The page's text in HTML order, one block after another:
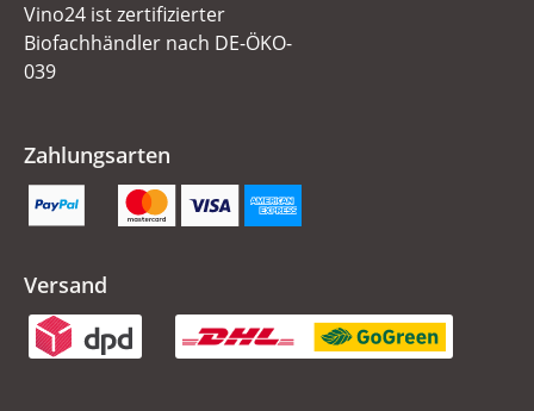
Vino24 ist zertifizierter
Biofachhändler nach DE-ÖKO-
039
Zahlungsarten
Versand